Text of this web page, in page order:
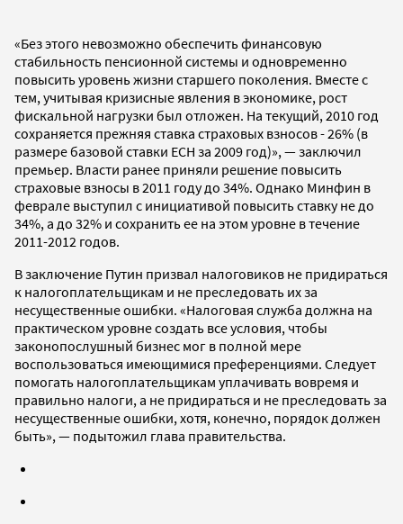
«Без этого невозможно обеспечить финансовую
стабильность пенсионной системы и одновременно
повысить уровень жизни старшего поколения. Вместе с
тем, учитывая кризисные явления в экономике, рост
фискальной нагрузки был отложен. На текущий, 2010 год
сохраняется прежняя ставка страховых взносов - 26% (в
размере базовой ставки ЕСН за 2009 год)», — заключил
премьер. Власти ранее приняли решение повысить
страховые взносы в 2011 году до 34%. Однако Минфин в
феврале выступил с инициативой повысить ставку не до
34%, а до 32% и сохранить ее на этом уровне в течение
2011-2012 годов.
В заключение Путин призвал налоговиков не придираться
к налогоплательщикам и не преследовать их за
несущественные ошибки. «Налоговая служба должна на
практическом уровне создать все условия, чтобы
законопослушный бизнес мог в полной мере
воспользоваться имеющимися преференциями. Следует
помогать налогоплательщикам уплачивать вовремя и
правильно налоги, а не придираться и не преследовать за
несущественные ошибки, хотя, конечно, порядок должен
быть», — подытожил глава правительства.